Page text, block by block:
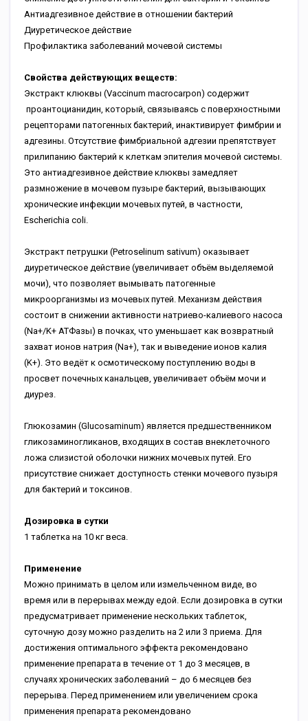
Антиадгезивное действие в отношении бактерий
Диуретическое действие
Профилактика заболеваний мочевой системы
Свойства действующих веществ:
Экстракт клюквы (Vaccinum macrocarpon) содержит
проантоцианидин, который, связываясь с поверхностными
рецепторами патогенных бактерий, инактивирует фимбрии и
адгезины. Отсутствие фимбриальной адгезии препятствует
прилипанию бактерий к клеткам эпителия мочевой системы.
Это антиадгезивное действие клюквы замедляет
размножение в мочевом пузыре бактерий, вызывающих
хронические инфекции мочевых путей, в частности,
Escherichia coli.
Экстракт петрушки (Petroselinum sativum) оказывает
диуретическое действие (увеличивает объём выделяемой
мочи), что позволяет вымывать патогенные
микроорганизмы из мочевых путей. Механизм действия
состоит в снижении активности натриево-калиевого насоса
(Na+/K+ ATФазы) в почках, что уменьшает как возвратный
захват ионов натрия (Na+), так и выведение ионов калия
(K+). Это ведёт к осмотическому поступлению воды в
просвет почечных канальцев, увеличивает объём мочи и
диурез.
Глюкозамин (Glucosaminum) является предшественником
гликозаминогликанов, входящих в состав внеклеточного
ложа слизистой оболочки нижних мочевых путей. Его
присутствие снижает доступность стенки мочевого пузыря
для бактерий и токсинов.
Дозировка в сутки
1 таблетка на 10 кг веса.
Применение
Можно принимать в целом или измельченном виде, во
время или в перерывах между едой. Если дозировка в сутки
предусматривает применение нескольких таблеток,
суточную дозу можно разделить на 2 или 3 приема. Для
достижения оптимального эффекта рекомендовано
применение препарата в течение от 1 до 3 месяцев, в
случаях хронических заболеваний – до 6 месяцев без
перерыва. Перед применением или увеличением срока
применения препарата рекомендовано